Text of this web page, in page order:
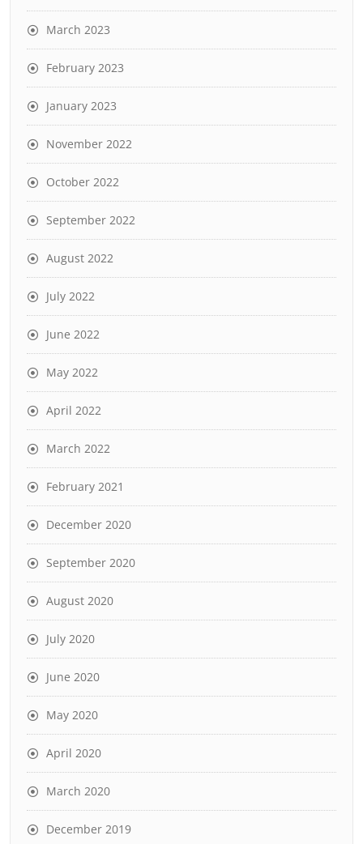
March 2023
February 2023
January 2023
November 2022
October 2022
September 2022
August 2022
July 2022
June 2022
May 2022
April 2022
March 2022
February 2021
December 2020
September 2020
August 2020
July 2020
June 2020
May 2020
April 2020
March 2020
December 2019